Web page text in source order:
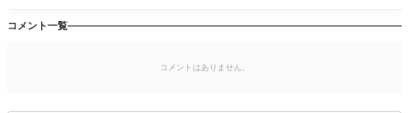
コメント一覧
コメントはありません。